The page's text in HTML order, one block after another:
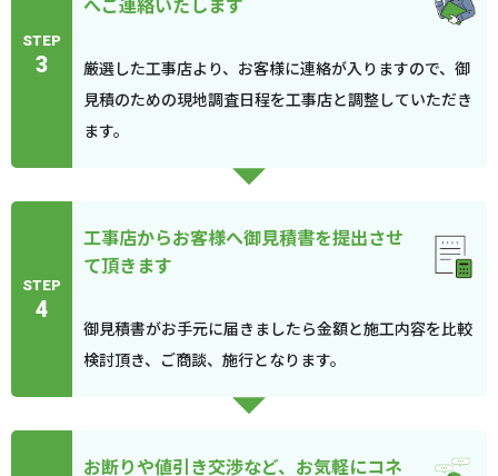
STEP
3
厳選した工事店より、お客様に連絡が入りますので、御
見積のための現地調査日程を工事店と調整していただき
ます。
STEP
4
工事店からお客様へ御見積書を提出させ
て頂きます
御見積書がお手元に届きましたら金額と施工内容を比較
検討頂き、ご商談、施行となります。
お断りや値引き交渉など、お気軽にコネ